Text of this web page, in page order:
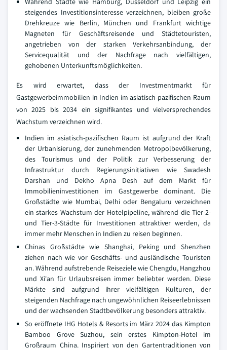
steigendes Investitionsinteresse verzeichnen, bleiben große
Drehkreuze wie Berlin, München und Frankfurt wichtige
Magneten für Geschäftsreisende und Städtetouristen,
angetrieben von der starken Verkehrsanbindung, der
Servicequalität und der Nachfrage nach vielfältigen,
gehobenen Unterkunftsmöglichkeiten.
Es wird erwartet, dass der Investmentmarkt für
Gastgewerbeimmobilien in Indien im asiatisch-pazifischen Raum
von 2025 bis 2034 ein signifikantes und vielversprechendes
Wachstum verzeichnen wird.
Indien im asiatisch-pazifischen Raum ist aufgrund der Kraft
der Urbanisierung, der zunehmenden Metropolbevölkerung,
des Tourismus und der Politik zur Verbesserung der
Infrastruktur durch Regierungsinitiativen wie Swadesh
Darshan und Dekho Apna Desh auf dem Markt für
Immobilieninvestitionen im Gastgewerbe dominant. Die
Großstädte wie Mumbai, Delhi oder Bengaluru verzeichnen
ein starkes Wachstum der Hotelpipeline, während die Tier-2-
und Tier-3-Städte für Investitionen attraktiver werden, da
immer mehr Menschen in Indien zu reisen beginnen.
Chinas Großstädte wie Shanghai, Peking und Shenzhen
ziehen nach wie vor Geschäfts- und ausländische Touristen
an. Während aufstrebende Reiseziele wie Chengdu, Hangzhou
und Xi'an für Urlaubsreisen immer beliebter werden. Diese
Märkte sind aufgrund ihrer vielfältigen Kulturen, der
steigenden Nachfrage nach ungewöhnlichen Reiseerlebnissen
und der wachsenden Stadtbevölkerung besonders attraktiv.
So eröffnete IHG Hotels & Resorts im März 2024 das Kimpton
Bamboo Grove Suzhou, sein erstes Kimpton-Hotel im
Großraum China. Inspiriert von den Gartentraditionen von